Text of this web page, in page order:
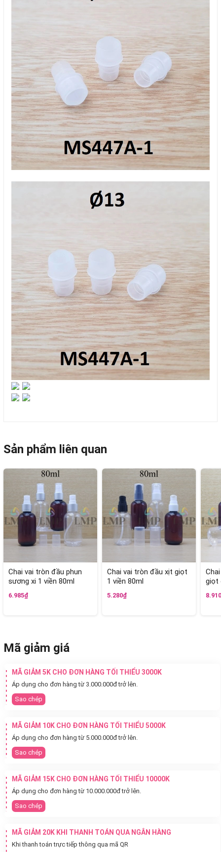
Sản phẩm liên quan
Chai vai tròn đầu phun
sương xi 1 viền 80ml
6.985₫
Chai vai tròn đầu xịt giọt
1 viền 80ml
5.280₫
giọt
Mã giảm giá
MÃ GIẢM 5K CHO ĐƠN HÀNG TỐI THIỂU 3000K
Áp dụng cho đơn hàng từ 3.000.000đ trở lên.
Sao chép
MÃ GIẢM 10K CHO ĐƠN HÀNG TỐI THIỂU 5000K
Áp dụng cho đơn hàng từ 5.000.000đ trở lên.
Sao chép
MÃ GIẢM 15K CHO ĐƠN HÀNG TỐI THIỂU 10000K
Áp dụng cho đơn hàng từ 10.000.000đ trở lên.
Sao chép
MÃ GIẢM 20K KHI THANH TOÁN QUA NGÂN HÀNG
Khi thanh toán trực tiếp thông qua mã QR